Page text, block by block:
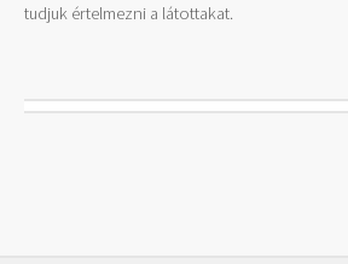
tudjuk értelmezni a látottakat.